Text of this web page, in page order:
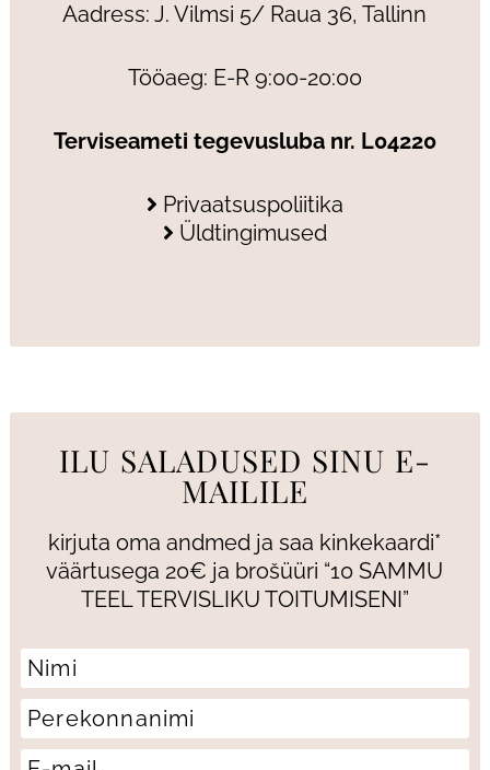
Aadress: J. Vilmsi 5/ Raua 36, Tallinn
Tööaeg: E-R 9:00-20:00
Terviseameti tegevusluba nr. L04220
Privaatsuspoliitika
Üldtingimused
ILU SALADUSED SINU E-
MAILILE
kirjuta oma andmed ja saa kinkekaardi*
väärtusega 20€ ja brošüüri “10 SAMMU
TEEL TERVISLIKU TOITUMISENI”